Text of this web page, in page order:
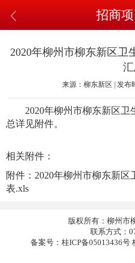
招商
2020年柳州市柳东新区卫
来源：柳东新区 | 发布
2020年柳州市柳东新区卫
总详见附件。
相关附件：
附件：2020年柳州市柳东新
表.xls
版权所有：柳州市
联系方式：
备案号：桂ICP备05013436号